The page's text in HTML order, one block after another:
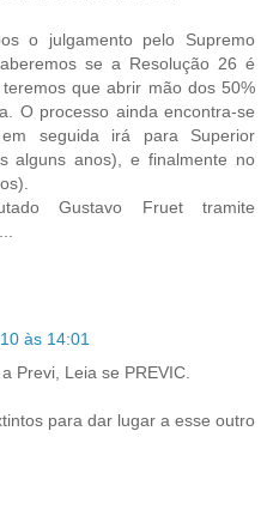
o julgamento pelo Supremo
se a Resolução 26 é
que abrir mão dos 50%
O processo ainda encontra-se
seguida irá para Superior
alguns anos), e finalmente no
Gustavo Fruet tramite
às 14:01
Previ, Leia se PREVIC.
para dar lugar a esse outro